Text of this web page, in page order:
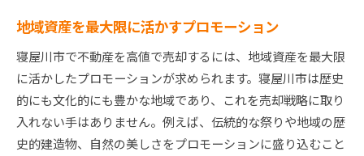
地域資産を最大限に活かすプロモーション
寝屋川市で不動産を高値で売却するには、地域資産を最大限
に活かしたプロモーションが求められます。寝屋川市は歴史
的にも文化的にも豊かな地域であり、これを売却戦略に取り
入れない手はありません。例えば、伝統的な祭りや地域の歴
史的建造物、自然の美しさをプロモーションに盛り込むこと